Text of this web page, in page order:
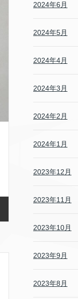
2024年6月
2024年5月
2024年4月
2024年3月
2024年2月
2024年1月
2023年12月
2023年11月
2023年10月
2023年9月
2023年8月